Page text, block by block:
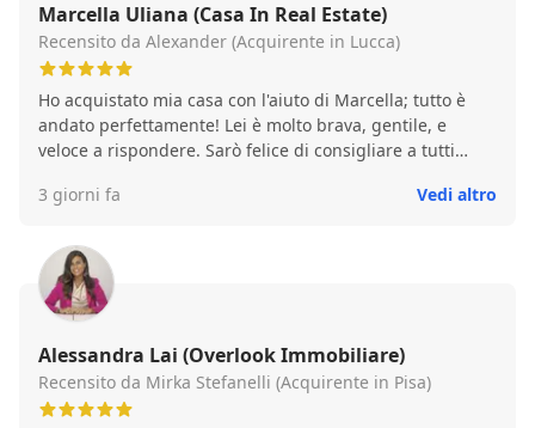
Marcella Uliana (Casa In Real Estate)
Recensito da Alexander (Acquirente in Lucca)
Ho acquistato mia casa con l'aiuto di Marcella; tutto è
andato perfettamente! Lei è molto brava, gentile, e
veloce a rispondere. Sarò felice di consigliare a tutti
3 giorni fa
Vedi altro
Alessandra Lai (Overlook Immobiliare)
Recensito da Mirka Stefanelli (Acquirente in Pisa)